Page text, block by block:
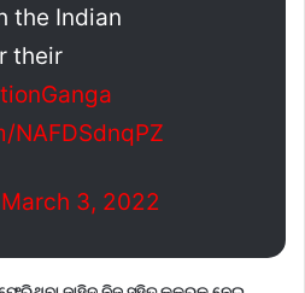
the Indian
their
NAFDSdnqPZ
March 3, 2022